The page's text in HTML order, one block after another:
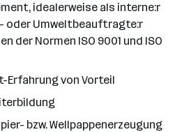
idealerweise als interne:r
oder Umweltbeauftragte:r
der Normen ISO 9001 und ISO
Erfahrung von Vorteil
bzw. Wellpappenerzeugung